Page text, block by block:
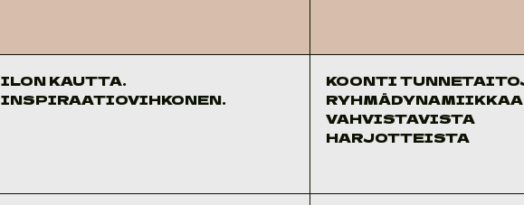
ILON KAUTTA.
INSPIRAATIOVIHKONEN.
KOONTI TUNNETAITOJA JA
RYHMÄDYNAMIIKKAA
VAHVISTAVISTA
HARJOTTEISTA